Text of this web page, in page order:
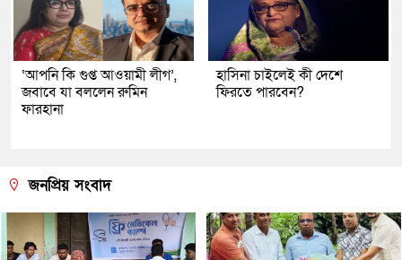
‘আপনি কি গুপ্ত আওয়ামী লীগ’,
জবাবে যা বললেন রুমিন
ফারহানা
হাসিনা চাইলেই কী দেশে
ফিরতে পারবেন?
জনপ্রিয় সংবাদ